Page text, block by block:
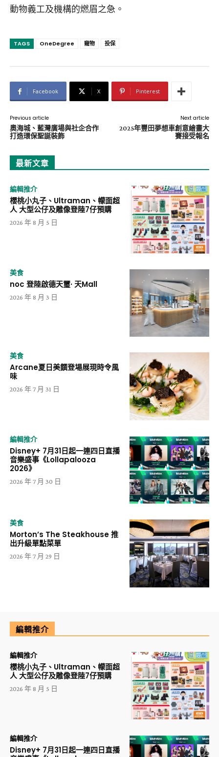
動物義工及機構的燃眉之急。
TAGS OneDegree 寵物 投保
Facebook X Pinterest
Previous article
奧海城、藍灣廣場與社企合作
打造環保聖誕裝飾
Next article
2025年豐田夢想車創意繪畫大
賽接受報名
最新文章
編輯推介
櫻桃小丸子、Ultraman、幪面超
人 大型公仔及雕像登陸7仔預購
2026 年 8 月 5 日
美食
noc 登陸啟德天璽· 天Mall
2026 年 8 月 3 日
美食
Arcane夏日美饌登場展現時令風
味
2026 年 7 月 31 日
編輯推介
Disney+ 7月31日起一連四日直播
音樂盛事《Lollapalooza
2026》
2026 年 7 月 30 日
美食
Morton’s The Steakhouse 推
出升級單點菜單
2026 年 7 月 29 日
編輯推介
編輯推介
櫻桃小丸子、Ultraman、幪面超
人 大型公仔及雕像登陸7仔預購
2026 年 8 月 5 日
編輯推介
Disney+ 7月31日起一連四日直播